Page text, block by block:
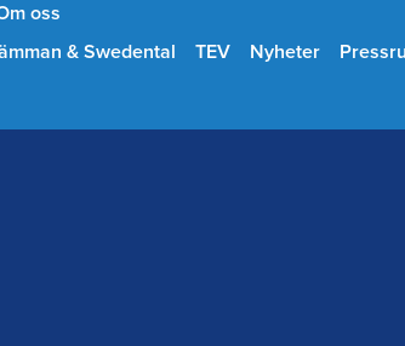
oss
& Swedental TEV Nyheter